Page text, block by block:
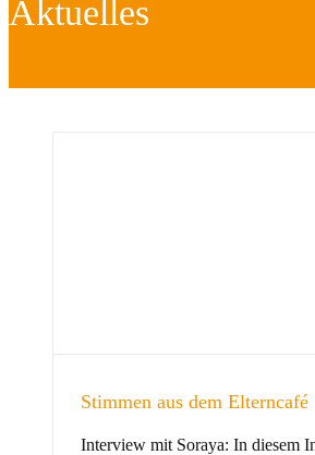
Zentrum für
Aktuelles
Stimmen aus dem Elterncafé
Interview mit Soraya: In diesem